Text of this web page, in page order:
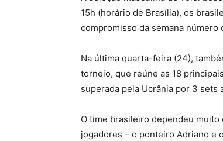
15h (horário de Brasília), os
compromisso da semana número
Na última quarta-feira (24),
torneio, que reúne as 18
superada pela Ucrânia por 3 sets
O time brasileiro dependeu
jogadores – o ponteiro Adriano e